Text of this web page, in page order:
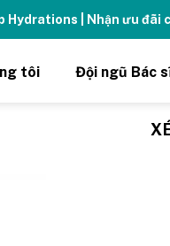
Hydrations | Nhận ưu đãi
tôi Đội ngũ Bác